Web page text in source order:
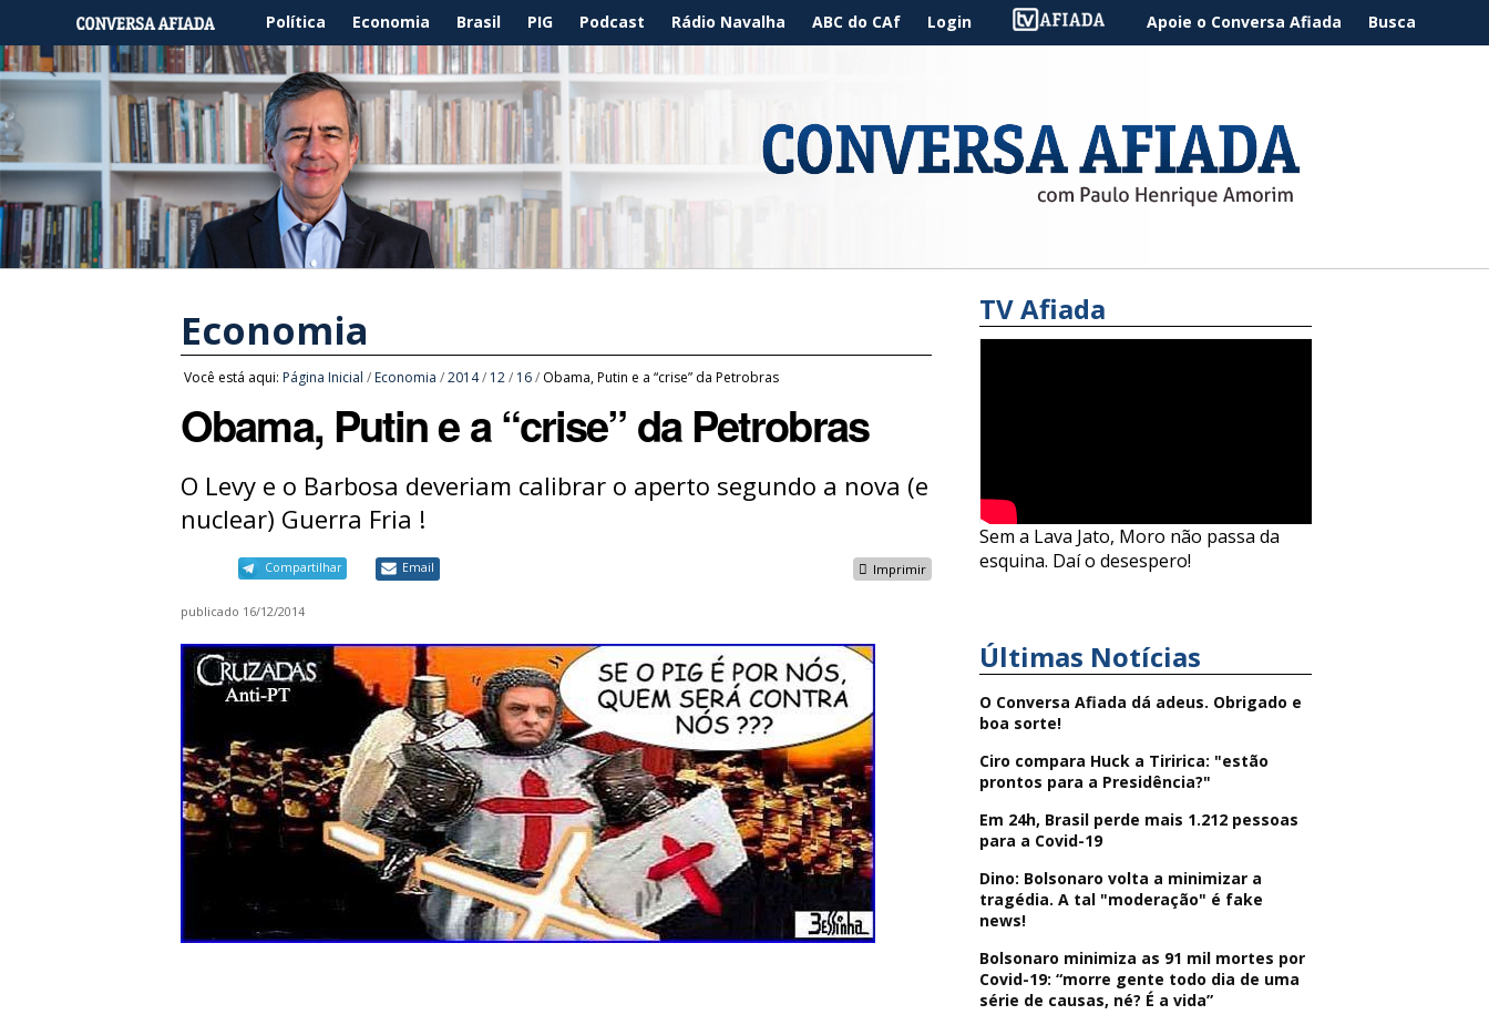
Política Economia Brasil PIG Podcast Rádio Navalha ABC do CAf Login Apoie o Conversa Afiada Busca
Economia
Você está aqui: Página Inicial / Economia /2014/ 12/ 16/ Obama, Putin e a “crise” da Petrobras
Obama, Putin e a “crise” da Petrobras
O Levy e o Barbosa deveriam calibrar o aperto segundo a nova (e
nuclear) Guerra Fria !​
Compartilhar Email Imprimir
publicado 16/12/2014
TV Afiada
Sem a Lava Jato, Moro não passa da
esquina. Daí o desespero!
Últimas Notícias
O Conversa Afiada dá adeus. Obrigado e
boa sorte!
Ciro compara Huck a Tiririca: "estão
prontos para a Presidência?"
Em 24h, Brasil perde mais 1.212 pessoas
para a Covid-19
Dino: Bolsonaro volta a minimizar a
tragédia. A tal "moderação" é fake
news!
Bolsonaro minimiza as 91 mil mortes por
Covid-19: “morre gente todo dia de uma
série de causas, né? É a vida”